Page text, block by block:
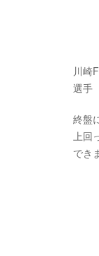
川崎
選手
終盤
上回
でき